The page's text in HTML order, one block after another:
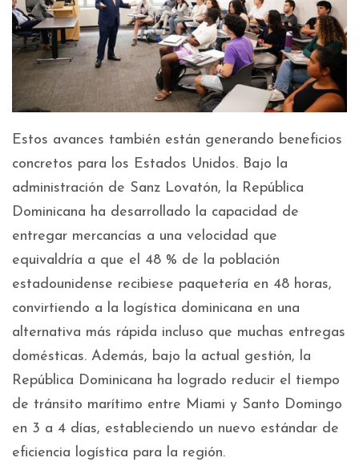
Estos avances también están generando beneficios
concretos para los Estados Unidos. Bajo la
administración de Sanz Lovatón, la República
Dominicana ha desarrollado la capacidad de
entregar mercancías a una velocidad que
equivaldría a que el 48 % de la población
estadounidense recibiese paquetería en 48 horas,
convirtiendo a la logística dominicana en una
alternativa más rápida incluso que muchas entregas
domésticas. Además, bajo la actual gestión, la
República Dominicana ha logrado reducir el tiempo
de tránsito marítimo entre Miami y Santo Domingo
en 3 a 4 días, estableciendo un nuevo estándar de
eficiencia logística para la región.